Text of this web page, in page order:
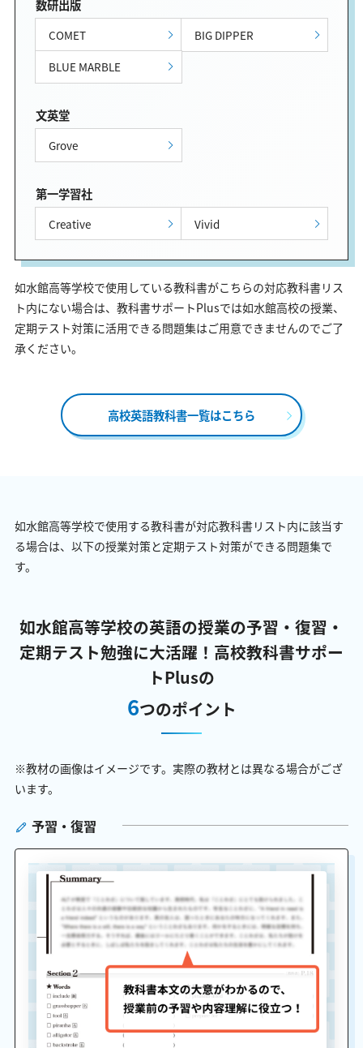
数研出版
COMET
BIG DIPPER
BLUE MARBLE
文英堂
Grove
第一学習社
Creative Vivid
如水館高等学校で使用している教科書がこちらの対応教科書リス
ト内にない場合は、教科書サポートPlusでは如水館高校の授業、
定期テスト対策に活用できる問題集はご用意できませんのでご了
承ください。
高校英語教科書一覧はこちら
如水館高等学校で使用する教科書が対応教科書リスト内に該当す
る場合は、以下の授業対策と定期テスト対策ができる問題集で
す。
如水館高等学校の英語の授業の予習・復習・
定期テスト勉強に大活躍！ 高校教科書サポー
トPlusの
6つのポイント
※教材の画像はイメージです。実際の教材とは異なる場合がござ
います。
予習・復習